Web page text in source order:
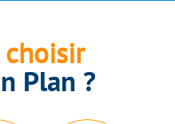
choisir
Plan ?